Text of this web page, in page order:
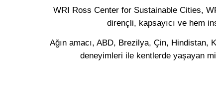
WRI Ross Center for Sustainable Cities,
dirençli, kapsayıcı ve hem
Ağın amacı, ABD, Brezilya, Çin,
deneyimleri ile kentlerde yaşayan